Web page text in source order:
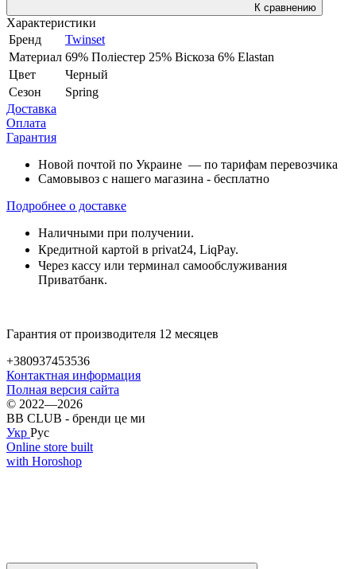
К сравнению
Характеристики
Бренд
Twinset
Материал 69% Поліестер 25% Віскоза 6% Elastan
Цвет
Черный
Сезон
Spring
Доставка
Оплата
Гарантия
Новой почтой по Украине — по тарифам перевозчика
Самовывоз с нашего магазина - бесплатно
Подробнее о доставке
Наличными при получении.
Кредитной картой в privat24, LiqPay.
Через кассу или терминал самообслуживания
Приватбанк.
Гарантия от производителя 12 месяцев
+380937453536
Контактная информация
Полная версия сайта
© 2022—2026
BB CLUB - бренди це ми
Укр Рус
Online store built
with Horoshop